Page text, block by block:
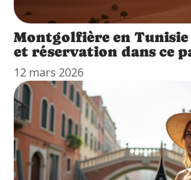
Montgolfière en
et réservation dans ce
12 mars 2026